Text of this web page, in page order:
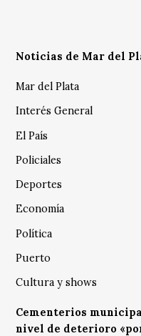
Noticias de Mar del
Mar del Plata
Interés General
El País
Policiales
Deportes
Economía
Política
Puerto
Cultura y shows
Cementerios
nivel de deterioro